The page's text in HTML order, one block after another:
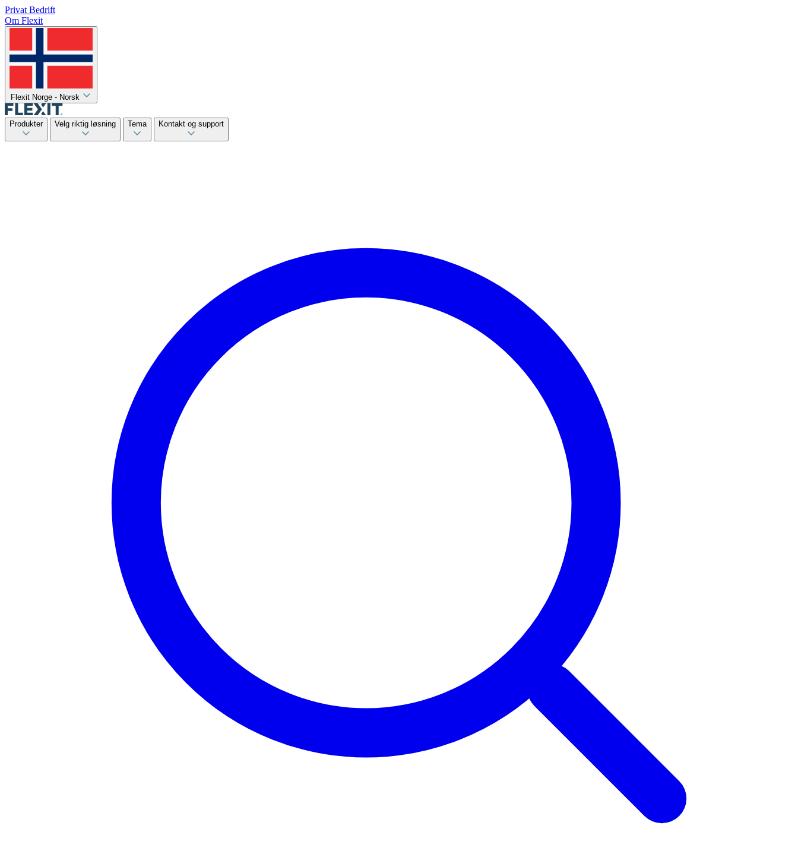
Privat Bedrift
Om Flexit
Flexit Norge - Norsk
Produkter Velg riktig løsning Tema Kontakt og support